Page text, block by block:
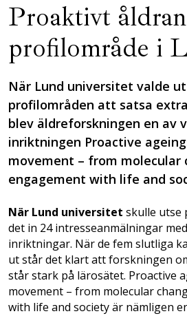
Proaktivt
profilområde i
När Lund universitet valde
profilområden att satsa
blev äldreforskningen en av
inriktningen Proactive
movement – from molecular
engagement with life and
När Lund universitet skulle utse
det in 24 intresseanmälningar
inriktningar. När de fem slutliga
ut står det klart att forskningen
står stark på lärosätet. Proactive
movement – from molecular
with life and society är nämligen